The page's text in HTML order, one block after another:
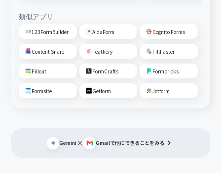
類似アプリ
123FormBuilder AidaForm Cognito Forms
Content Snare Feathery FillFaster
Fillout FormCrafts Formbricks
Formsite Getform Jotform
Gemini × Gmailで他にできることをみる